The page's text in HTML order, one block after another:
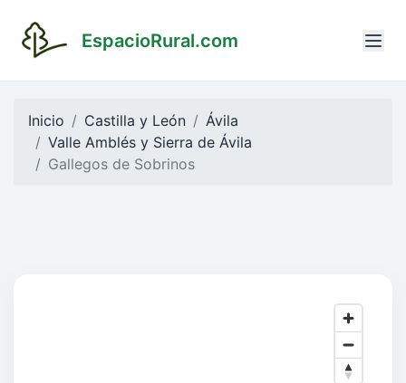
EspacioRural.com
Inicio Castilla y León
Ávila
Valle Amblés y Sierra de Ávila
Gallegos de Sobrinos